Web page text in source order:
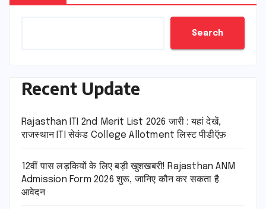
Search
Recent Update
Rajasthan ITI 2nd Merit List 2026 जारी : यहां देखें,
राजस्थान ITI सेकंड College Allotment लिस्ट पीडीऍफ़
12वीं पास लड़कियों के लिए बड़ी खुशखबरी! Rajasthan ANM
Admission Form 2026 शुरू, जानिए कौन कर सकता है
आवेदन